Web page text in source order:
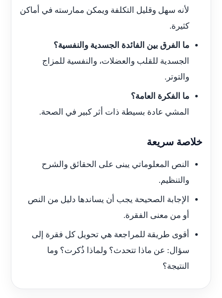
لأنه سهل وقليل التكلفة ويمكن ممارسته في أماكن
كثيرة.
ما الفرق بين الفائدة الجسدية والنفسية؟
الجسدية للقلب والعضلات، والنفسية للمزاج
والتوتر.
ما الفكرة العامة؟
المشي عادة بسيطة ذات أثر كبير في الصحة.
خلاصة سريعة
النص المعلوماتي يبنى على الحقائق والشرح
والتنظيم.
الإجابة الصحيحة يجب أن يساندها دليل من النص
أو من معنى الفقرة.
أقوى طريقة للمراجعة هي تحويل كل فقرة إلى
سؤال: عن ماذا تتحدث؟ ولماذا ذُكرت؟ وما
النتيجة؟